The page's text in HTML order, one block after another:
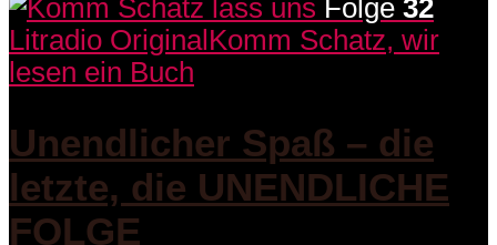
Folge 32
Litradio Original Komm Schatz, wir
lesen ein Buch
Unendlicher Spaß – die
letzte, die UNENDLICHE
FOLGE